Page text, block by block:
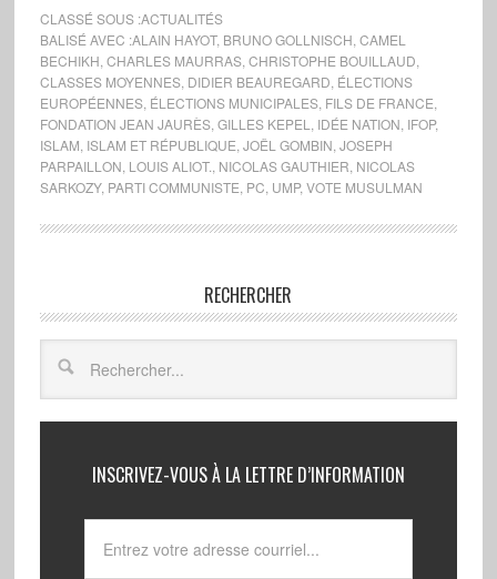
CLASSÉ SOUS :ACTUALITÉS
BALISÉ AVEC :ALAIN HAYOT, BRUNO GOLLNISCH CAMEL
BECHIKH CHARLES MAURRAS, CHRISTOPHE BOUILLAUD
CLASSES MOYENNES, DIDIER BEAUREGARD ÉLECTIONS
EUROPÉENNES, ÉLECTIONS MUNICIPALES, FILS DE FRANCE
FONDATION JEAN JAURÈS, GILLES KEPEL IDÉE NATION IFOP,
ISLAM ISLAM ET RÉPUBLIQUE JOËL GOMBIN JOSEPH
PARPAILLON LOUIS ALIOT. NICOLAS GAUTHIER NICOLAS
SARKOZY, PARTI COMMUNISTE PC UMP, VOTE MUSULMAN
RECHERCHER
INSCRIVEZ-VOUS À LA LETTRE D’INFORMATION